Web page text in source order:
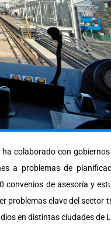
colaborado con
a problemas de
de asesoría y
problemas clave del sector
en distintas ciudades de